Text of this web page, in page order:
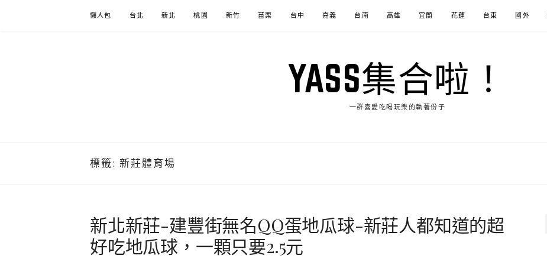
懶人包 台北 新北 桃園 新竹 苗栗 台中 嘉義 台南 高雄 宜蘭 花蓮 台東 國外
YASS集合啦！
一群喜愛吃喝玩樂的執著份子
標籤: 新莊體育場
新北新莊-建豐街無名QQ蛋地瓜球-新莊人都知道的超
好吃地瓜球，一顆只要2.5元